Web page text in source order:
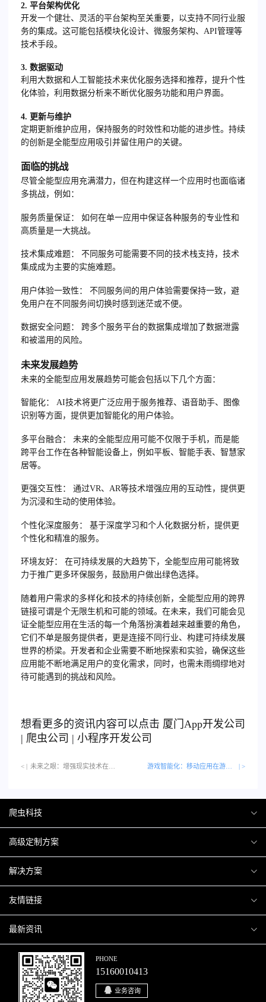
2. 平台架构优化
开发一个健壮、灵活的平台架构至关重要，以支持不同行业服
务的集成。这可能包括模块化设计、微服务架构、API管理等
技术手段。
3. 数据驱动
利用大数据和人工智能技术来优化服务选择和推荐，提升个性
化体验，利用数据分析来不断优化服务功能和用户界面。
4. 更新与维护
定期更新维护应用，保持服务的时效性和功能的进步性。持续
的创新是全能型应用吸引并留住用户的关键。
面临的挑战
尽管全能型应用充满潜力，但在构建这样一个应用时也面临诸
多挑战，例如：
服务质量保证：
如何在单一应用中保证各种服务的专业性和
高质量是一大挑战。
技术集成难题：
不同服务可能需要不同的技术栈支持，技术
集成成为主要的实施难题。
用户体验一致性：
不同服务间的用户体验需要保持一致，避
免用户在不同服务间切换时感到迷茫或不便。
数据安全问题：
跨多个服务平台的数据集成增加了数据泄露
和被滥用的风险。
未来发展趋势
未来的全能型应用发展趋势可能会包括以下几个方面：
智能化：
AI技术将更广泛应用于服务推荐、语音助手、图像
识别等方面，提供更加智能化的用户体验。
多平台融合：
未来的全能型应用可能不仅限于手机，而是能
跨平台工作在各种智能设备上，例如平板、智能手表、智慧家
居等。
更强交互性：
通过VR、AR等技术增强应用的互动性，提供更
为沉浸和生动的使用体验。
个性化深度服务：
基于深度学习和个人化数据分析，提供更
个性化和精准的服务。
环境友好：
在可持续发展的大趋势下，全能型应用可能将致
力于推广更多环保服务，鼓励用户做出绿色选择。
随着用户需求的多样化和技术的持续创新，全能型应用的跨界
链接可谓是个无限生机和可能的领域。在未来，我们可能会见
证全能型应用在生活的每一个角落扮演着越来越重要的角色，
它们不单是服务提供者，更是连接不同行业、构建可持续发展
世界的桥梁。开发者和企业需要不断地探索和实验，确保这些
应用能不断地满足用户的变化需求，同时，也需未雨绸缪地对
待可能遇到的挑战和风险。
想看更多的资讯内容可以点击 厦门 App开发公司
| 爬虫公司 | 小程序开发公司
< | | >
爬虫科技
爬虫案例
关于爬虫
高级定制方案
H5互动营销
微信小程序
移动APP
解决方案
商城解决方案
商城会员积分商城解决方案
网站解决方案
智慧校园解决方案
友情链接
厦门小程序开发
厦门APP开发
厦门微商城开发
最新资讯
行业资讯
爬虫动态
PHONE
15160010413
业务咨询